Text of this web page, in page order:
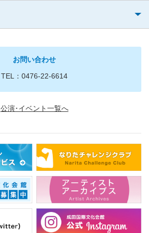
お問い合わせ
TEL：0476-22-6614
公演･イベント一覧へ